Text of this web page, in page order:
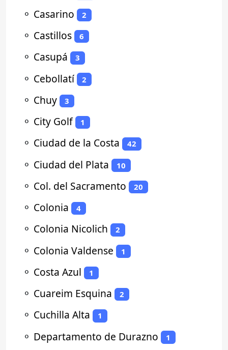
⚬ Casarino 2
⚬ Castillos 6
⚬ Casupá 3
⚬ Cebollatí 2
⚬ Chuy 3
⚬ City Golf 1
⚬ Ciudad de la Costa 42
⚬ Ciudad del Plata 10
⚬ Col. del Sacramento 20
⚬ Colonia 4
⚬ Colonia Nicolich 2
⚬ Colonia Valdense 1
⚬ Costa Azul 1
⚬ Cuareim Esquina 2
⚬ Cuchilla Alta 1
⚬ Departamento de Durazno 1